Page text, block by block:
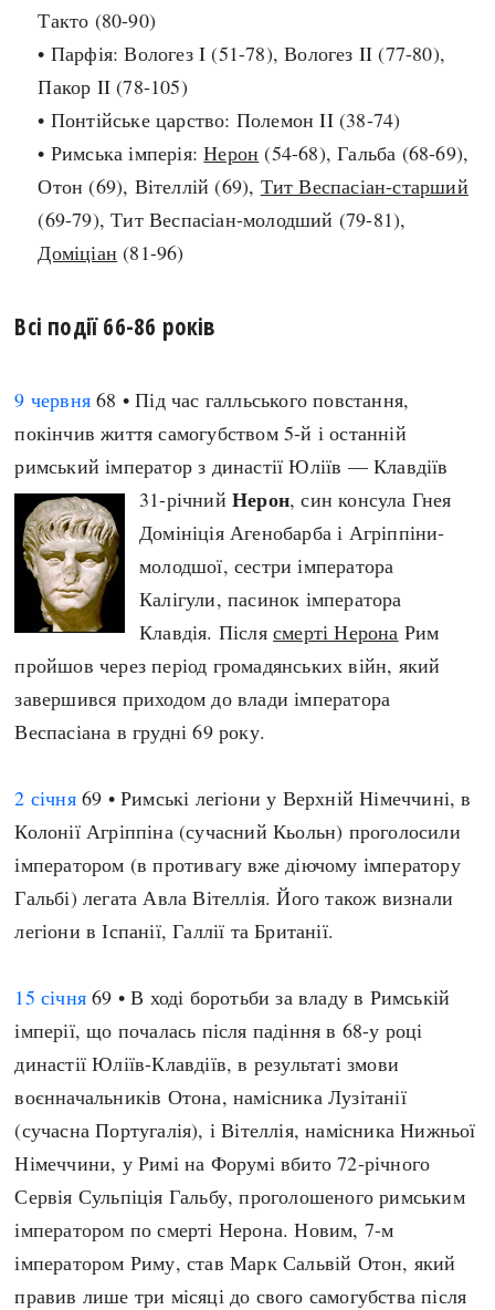
СЬОГОДНІ
ЗАГОЛОВКИ
ПРАВИЛА ЖИТТЯ
ВИ (НЕ) ЗНАЛИ
ПОДКАСТИ
КАРТИ
НОТА БЕНЕ
ФОТОІСТОРІЇ
ІНФОГРАФІКА
ПРЯМА МОВА
МОЯ ІСТОРІЯ
Рубрики
Культура і мистецтво
Людина і суспільство
Наука, освіта і техніка
Особистості
Регіони
Австралія
Азія
А(нта)рктика
Африка
Європа
Хронологія
Античні часи
Темні віки
Високе Середньовіччя
Пізнє Середньовіччя
Наш час
Індекси
Нові статті
Популярні статті
Визначальні події
#Хештеги
Автори
Такто (80-90)
• Парфія: Вологез I (51-78), Вологез II (77-80),
Пакор II (78-105)
• Понтійське царство: Полемон II (38-74)
• Римська імперія:Нерон (54-68), Гальба (68-69),
Отон (69), Вітеллій (69), Тит Веспасіан-старший
(69-79), Тит Веспасіан-молодший (79-81),
Доміціан (81-96)
Всі події 66-86 років
9 червня 68 • Під час галльського повстання,
покінчив життя самогубством 5-й і останній
римський імператор з династії Юліїв — Клавдіїв
31-річнийНерон, син консула Гнея
Домініція Агенобарба і Агріппіни-
молодшої, сестри імператора
Калігули, пасинок імператора
Клавдія. Післясмерті Нерона Рим
пройшов через період громадянських війн, який
завершився приходом до влади імператора
Веспасіана в грудні 69 року.
2 січня69 • Римські легіони у Верхній Німеччині, в
Колонії Агріппіна (сучасний Кьольн) проголосили
імператором (в противагу вже діючому імператору
Гальбі) легата Авла Вітеллія. Його також визнали
легіони в Іспанії, Галлії та Британії.
15 січня 69 • В ході боротьби за владу в Римській
імперії, що почалась після падіння в 68-у році
династії Юліїв-Клавдіїв, в результаті змови
воєнначальників Отона, намісника Лузітанії
(сучасна Португалія), і Вітеллія, намісника Нижньої
Німеччини, у Римі на Форумі вбито 72-річного
Сервія Сульпіція Гальбу, проголошеного римським
імператором по смерті Нерона. Новим, 7-м
імператором Риму, став Марк Сальвій Отон, який
правив лише три місяці до свого самогубства після